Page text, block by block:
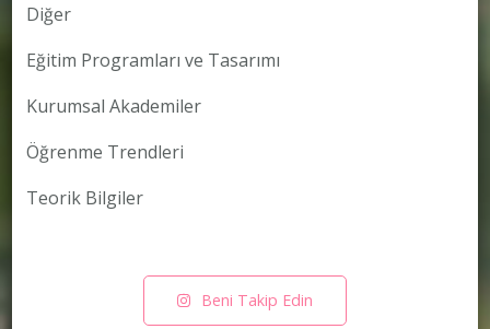
Diğer
Eğitim Programları ve Tasarımı
Kurumsal Akademiler
Öğrenme Trendleri
Teorik Bilgiler
Beni Takip Edin